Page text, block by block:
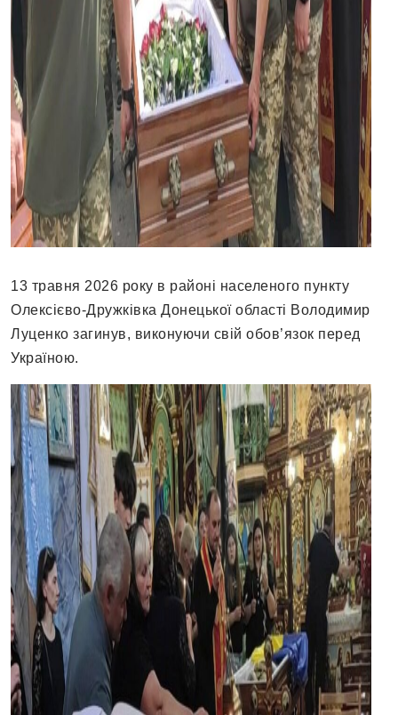
13 травня 2026 року в районі населеного пункту
Олексієво-Дружківка Донецької області Володимир
Луценко загинув, виконуючи свій обов’язок перед
Україною.